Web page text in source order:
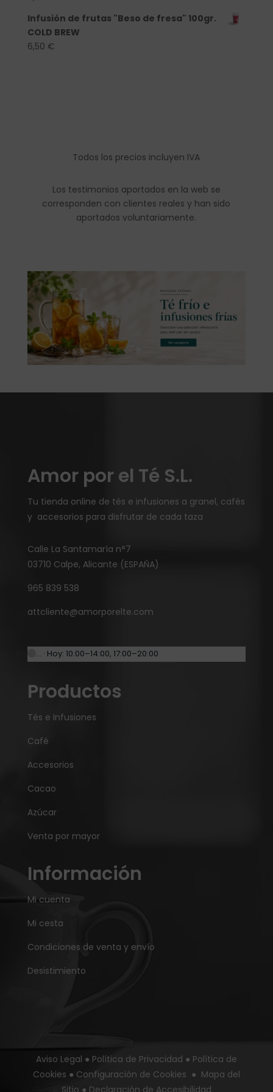
Infusión de frutas "Beso de fresa" 100gr.
COLD BREW
6,50 €
Todos los precios incluyen IVA
Los testimonios aportados en la web se
corresponden con clientes reales y han sido
aportados voluntariamente.
Amor por el Té S.L.
Tu tienda online de tés e infusiones a granel, cafés
y accesorios para disfrutar de cada taza
Calle La Santamaría n°7
03710 Calpe, Alicante (ESPAÑA)
965 839 538
attcliente@amorporelte.com
… · Hoy: 10:00–14:00, 17:00–20:00
Productos
Tés e Infusiones
Café
Accesorios
Cacao
Azúcar
Venta por mayor
Información
Mi cuenta
Mi cesta
Condiciones de venta y envío
Desistimiento
Aviso Legal ● Política de Privacidad ● Política de
Cookies ● Configuración de Cookies ● Mapa del
Sitio ● Declaración de Accesibilidad